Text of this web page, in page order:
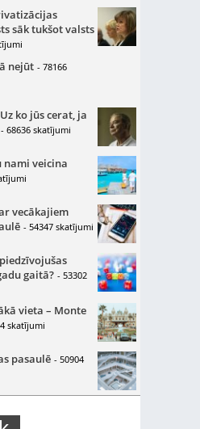
sāk tukšot valsts
nejūt - 78166
ko jūs cerat, ja
- 68636 skatījumi
nami veicina
vecākajiem
- 54347 skatījumi
gaitā? - 53302
vieta – Monte
skatījumi
pasaulē - 50904